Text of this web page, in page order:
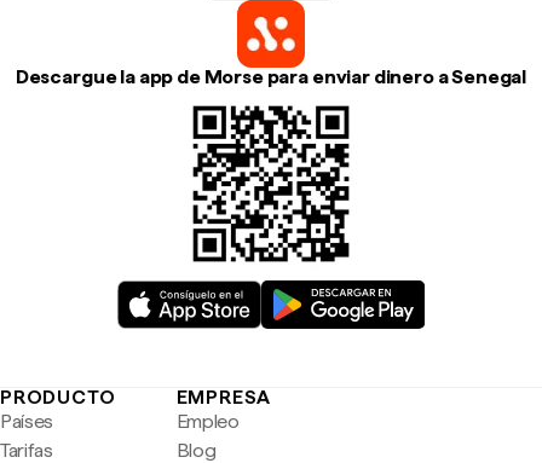
Descargue la app de Morse para enviar dinero a Senegal
PRODUCTO
Países
Tarifas
EMPRESA
Empleo
Blog